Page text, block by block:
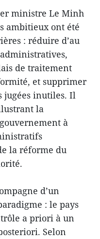
ministre Le Minh
ambitieux ont été
: réduire d’au
de traitement
et supprimer
jugées inutiles. Il
la
à
la réforme du
d’un
: le pays
a priori à un
Selon